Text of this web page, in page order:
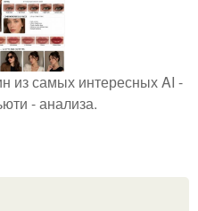
из самых интересных AI -
- анализа.